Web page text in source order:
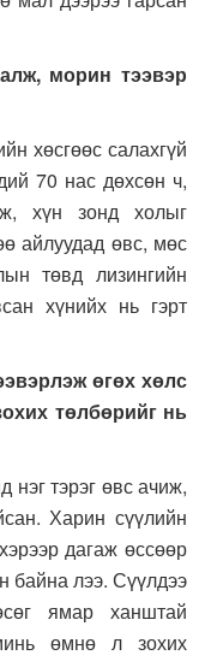
морин тээвэр
салахгүй
70 нас дөхсөн ч,
хүн зонд холыг
айлуудад өвс, мөс
төвд лизингийн
хүнийх нь гэрт
өгөх хөлс
төлбөрийг нь
тэрэг өвс ачиж,
Харин сүүлийн
дагаж өссөөр
байна лээ. Сүүлдээ
ямар ханштай
өмнө л зохих